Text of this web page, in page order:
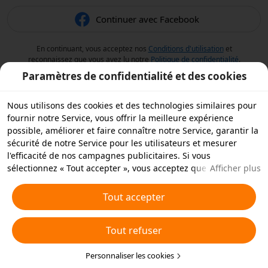
Continuer avec Facebook
En continuant, vous acceptez nos Conditions d'utilisation et
reconnaissez que vous avez lu notre Politique de confidentialité.
Paramètres de confidentialité et des cookies
Nous utilisons des cookies et des technologies similaires pour
fournir notre Service, vous offrir la meilleure expérience
possible, améliorer et faire connaître notre Service, garantir la
sécurité de notre Service pour les utilisateurs et mesurer
l'efficacité de nos campagnes publicitaires. Si vous
sélectionnez « Tout accepter », vous acceptez que nous et nos
similaires sur votre appareil à des fins publicitaires. Vous
pouvez aussi « rejeter tous » les cookies non essentiels ou
choisir les types de cookies que vous souhaitez accepter ou
rejeter à tout moment dans vos paramètres de confidentialité
ou en cliquant sur « Personnaliser les cookies » ci-dessous.
Pour plus de détails, consultez notrePolitique relative aux
Afficher plus
Tout accepter
Tout refuser
Personnaliser les cookies